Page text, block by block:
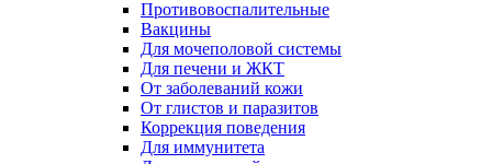
Противовоспалительные
Вакцины
Для мочеполовой системы
Для печени и ЖКТ
От заболеваний кожи
От глистов и паразитов
Коррекция поведения
Для иммунитета